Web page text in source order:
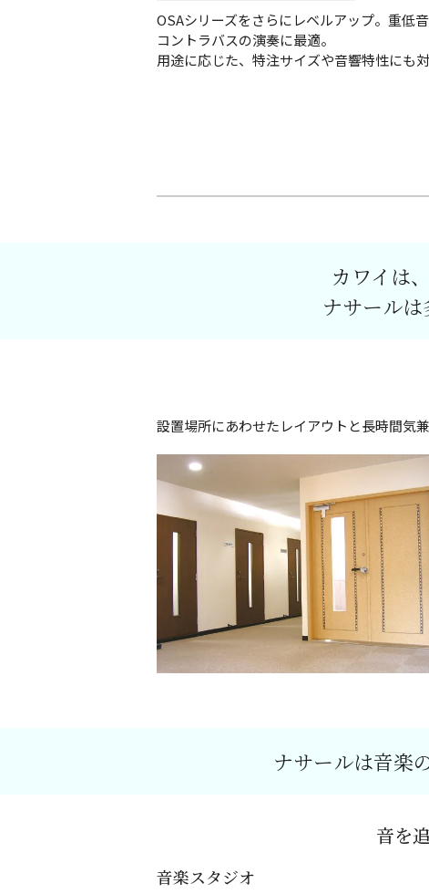
OSAシリーズをさらにレベルアップ。重低
コントラバスの演奏に最適。
用途に応じた、特注サイズや音響特性にも対
カワイは
ナサール
設置場所にあわせたレイアウトと長時間気
ナサールは音楽
音を
音楽スタジオ